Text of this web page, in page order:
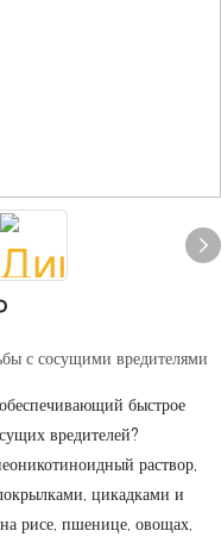
с сосущими вредителями
быстрое
вредителей?
раствор,
цикадками и
рисе, пшенице, овощах,